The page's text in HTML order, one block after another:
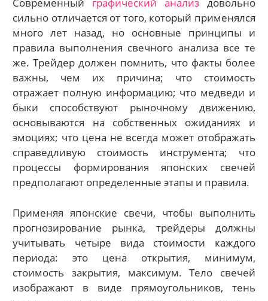
Современный графический анализдовольно
сильно отличается от того, который применялся
много лет назад, но основные принципы и
правила выполнения свечного анализа все те
же. Трейдер должен помнить, что факты более
важны, чем их причина; что стоимость
отражает полную информацию; что медведи и
быки способствуют рыночному движению,
основываются на собственных ожиданиях и
эмоциях; что цена не всегда может отображать
справедливую стоимость инструмента; что
процессы формирования японских свечей
предполагают определенные этапы и правила.
Применяя японские свечи, чтобы выполнить
прогнозирование рынка, трейдеры должны
учитывать четыре вида стоимости каждого
периода: это цена открытия, минимум,
стоимость закрытия, максимум. Тело свечей
изображают в виде прямоугольников, тень